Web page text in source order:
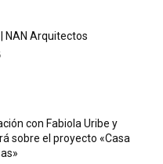
NAN Arquitectos
con Fabiola Uribe y
sobre el proyecto «Casa